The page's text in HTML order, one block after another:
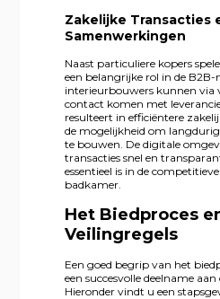
Zakelijke Transacties
Samenwerkingen
Naast particuliere kopers
een belangrijke rol in de
interieurbouwers kunnen via
contact komen met
resulteert in efficiëntere
de mogelijkheid om
te bouwen. De digitale
transacties snel en
essentieel is in de
badkamer.
Het Biedproces
Veilingregels
Een goed begrip van het
een succesvolle deelname
Hieronder vindt u een